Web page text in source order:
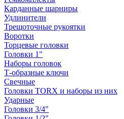
Карданные шарниры
Удлинители
Трещоточные рукоятки
Воротки
Торцевые головки
Головки 1"
Наборы головок
Т-образные ключи
Свечные
Головки TORX и наборы из них
Ударные
Головки 3/4"